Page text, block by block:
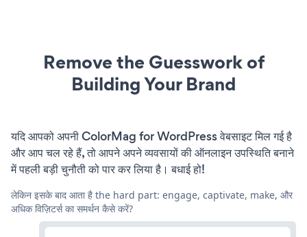
Remove the Guesswork of
Building Your Brand
यदि आपको अपनी ColorMag for WordPress वेबसाइट मिल गई है
और आप चल रहे हैं, तो आपने अपने व्यवसायों की ऑनलाइन उपस्थिति बनाने
में पहली बड़ी चुनौती को पार कर लिया है। बधाई हो!
लेकिन इसके बाद आता है the hard part: engage, captivate, make, और
अधिक विज़िटर्स का समर्थन कैसे करें?